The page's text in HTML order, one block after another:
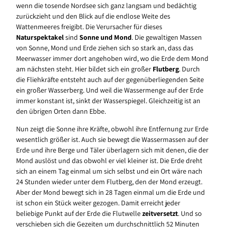
wenn die tosende Nordsee sich ganz langsam und bedächtig
zurückzieht und den Blick auf die endlose Weite des
Wattenmeeres freigibt. Die Verursacher für dieses
Naturspektakelsind Sonne und Mond. Die gewaltigen Massen
von Sonne, Mond und Erde ziehen sich so stark an, dass das
Meerwasser immer dort angehoben wird, wo die Erde dem Mond
am nächsten steht. Hier bildet sich ein großer Flutberg. Durch
die Fliehkräfte entsteht auch auf der gegenüberliegenden Seite
ein großer Wasserberg. Und weil die Wassermenge auf der Erde
immer konstant ist, sinkt der Wasserspiegel. Gleichzeitig ist an
den übrigen Orten dann Ebbe.
Nun zeigt die Sonne ihre Kräfte, obwohl ihre Entfernung zur Erde
wesentlich größer ist. Auch sie bewegt die Wassermassen auf der
Erde und ihre Berge und Täler überlagern sich mit denen, die der
Mond auslöst und das obwohl er viel kleiner ist. Die Erde dreht
sich an einem Tag einmal um sich selbst und ein Ort wäre nach
24 Stunden wieder unter dem Flutberg, den der Mond erzeugt.
Aber der Mond bewegt sich in 28 Tagen einmal um die Erde und
ist schon ein Stück weiter gezogen. Damit erreicht jeder
beliebige Punkt auf der Erde die Flutwellezeitversetzt. Und so
verschieben sich die Gezeiten um durchschnittlich 52 Minuten